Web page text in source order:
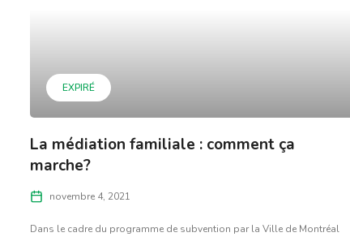
EXPIRÉ
La médiation familiale : comment ça
marche?
novembre 4, 2021
Dans le cadre du programme de subvention par la Ville de Montréal